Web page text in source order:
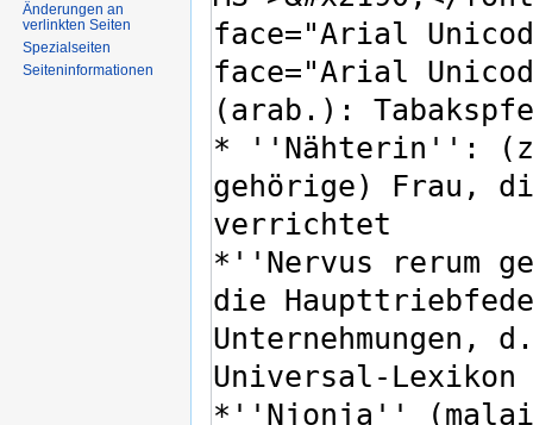
Änderungen an
verlinkten Seiten
Spezialseiten
Seiten­informationen